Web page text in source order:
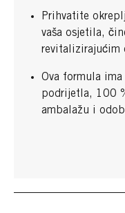
Prihvatite
vaša osjetila,
revitalizirajućim
Ova formula
podrijetla, 100
ambalažu i